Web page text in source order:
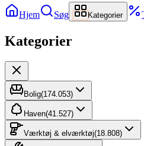
Hjem Søg Kategorier
Kategorier
Bolig(174.053)
Haven(41.527)
Værktøj & elværktøj(18.808)